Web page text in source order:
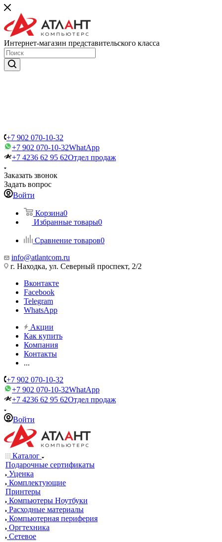
Интернет-магазин представительского класса
+7 902 070-10-32
+7 902 070-10-32WhatApp
+7 4236 62 95 62Отдел продаж
Заказать звонок
Задать вопрос
Войти
Корзина0
Избранные товары0
Сравнение товаров0
info@atlantcom.ru
г. Находка, ул. Северный проспект, 2/2
Вконтакте
Facebook
Telegram
WhatsApp
Акции
Как купить
Компания
Контакты
...
+7 902 070-10-32
+7 902 070-10-32WhatApp
+7 4236 62 95 62Отдел продаж
Войти
Каталог
Подарочные сертификаты
Уценка
Комплектующие
Принтеры
Компьютеры Ноутбуки
Расходные материалы
Компьютерная периферия
Оргтехника
Сетевое